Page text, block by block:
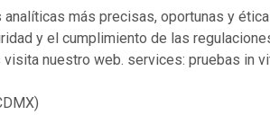
más precisas, oportunas y
y el cumplimiento de las
nuestro web. services: pruebas in